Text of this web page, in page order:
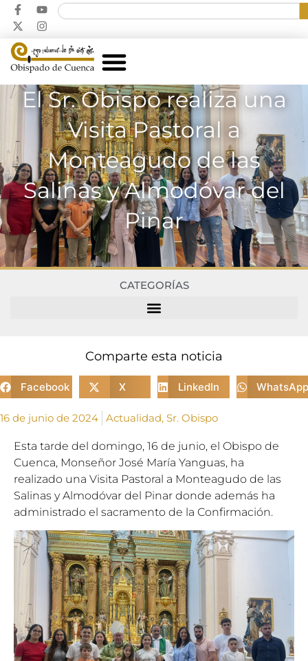
El Sr. Obispo realiza una
Visita Pastoral a
Monteagudo de las
Salinas y Almodóvar del
Pinar
CATEGORÍAS
Comparte esta noticia
Facebook X LinkedIn WhatsApp
16 de junio de 2024 Actualidad, Sr. Obispo
Esta tarde del domingo, 16 de junio, el Obispo de
Cuenca, Monseñor José María Yanguas, ha
realizado una Visita Pastoral a Monteagudo de las
Salinas y Almodóvar del Pinar donde además ha
administrado el sacramento de la Confirmación.